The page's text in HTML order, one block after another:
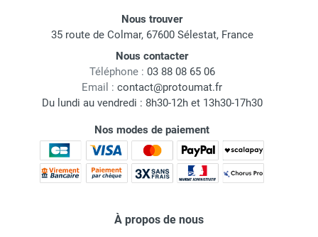
Nous trouver
35 route de Colmar, 67600 Sélestat, France
Nous contacter
Téléphone : 03 88 08 65 06
Email : contact@protoumat.fr
Du lundi au vendredi : 8h30-12h et 13h30-17h30
Nos modes de paiement
À propos de nous